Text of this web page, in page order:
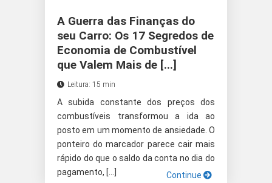
A Guerra das Finanças do
seu Carro: Os 17 Segredos de
Economia de Combustível
que Valem Mais de [...]
Leitura: 15 min
A subida constante dos preços dos
combustíveis transformou a ida ao
posto em um momento de ansiedade. O
ponteiro do marcador parece cair mais
rápido do que o saldo da conta no dia do
pagamento, […]
Continue